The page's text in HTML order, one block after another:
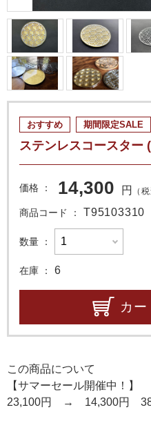
おすすめ 期間限定SALE
ステンレスコースタ
価格 14,300 円 （
商品コード T95103310
数量
在庫 6
カー
この商品について
【サマーセール開催中！】
23,100円 → 14,300円 38